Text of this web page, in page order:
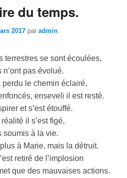
du temps.
2017 par admin
terrestres se sont écoulées,
n’ont pas évolué.
perdu le chemin éclairé,
enseveli il est resté.
et s’est étouffé.
il s’est figé,
soumis à la vie.
plus à Marie, mais la détruit.
retiré de l’implosion
que des mauvaises actions.